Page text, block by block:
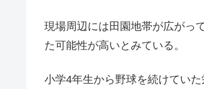
現場周辺には田園地帯が広がっ
た可能性が高いとみている。
小学4年生から野球を続けてい